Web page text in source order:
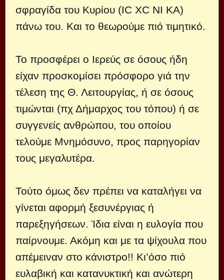
σφραγίδα του Κυρίου (IC XC ΝΙ ΚΑ)
πάνω του. Και το θεωρούμε πιό τιμητικό.
Το προσφέρει ο Ιερεύς σε όσους ήδη
είχαν προσκομίσει πρόσφορο γιά την
τέλεση της Θ. Λειτουργίας, ή σε όσους
τιμώνται (πχ Δήμαρχος του τόπου) ή σε
συγγενείς ανθρώπου, του οποίου
τελούμε Μνημόσυνο, προς παρηγορίαν
τους μεγαλυτέρα.
Τούτο όμως δεν πρέπει να καταλήγει να
γίνεται αφορμή ξεσυνέργιας ή
παρεξηγήσεων. Ίδια είναι η ευλογία που
παίρνουμε. Ακόμη και με τα ψίχουλα που
απέμειναν στο κάνιστρο!! Κι’όσο πιό
ευλαβική και κατανυκτική και ανώτερη